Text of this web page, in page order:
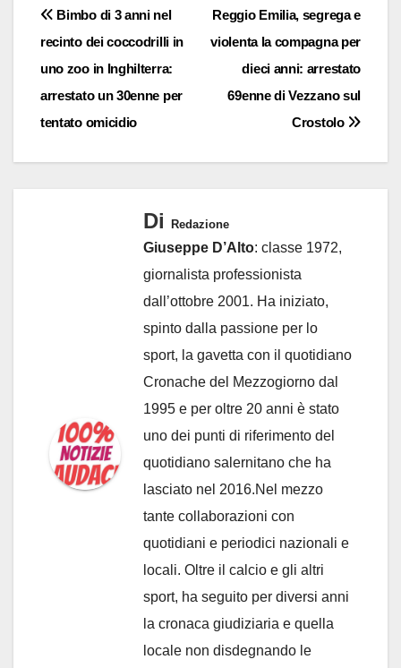
Navigazione
articoli
Reggio Emilia, segrega e
violenta la compagna per
dieci anni: arrestato
69enne di Vezzano sul
Crostolo
Bimbo di 3 anni nel
recinto dei coccodrilli in
uno zoo in Inghilterra:
arrestato un 30enne per
tentato omicidio
Di Redazione
Giuseppe D’Alto: classe 1972,
giornalista professionista
dall’ottobre 2001. Ha iniziato,
spinto dalla passione per lo
sport, la gavetta con il quotidiano
Cronache del Mezzogiorno dal
1995 e per oltre 20 anni è stato
uno dei punti di riferimento del
quotidiano salernitano che ha
lasciato nel 2016.Nel mezzo
tante collaborazioni con
quotidiani e periodici nazionali e
locali. Oltre il calcio e gli altri
sport, ha seguito per diversi anni
la cronaca giudiziaria e quella
locale non disdegnando le